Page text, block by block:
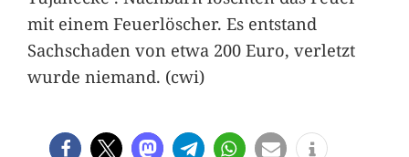
mit einem Feuerlöscher. Es entstand
Sachschaden von etwa 200 Euro, verletzt
wurde niemand. (cwi)